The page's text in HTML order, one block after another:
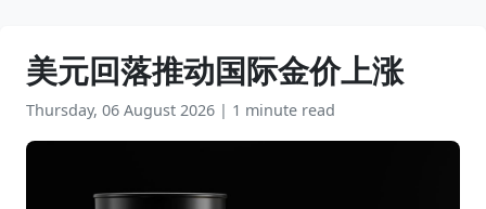
美元回落推动国际金价上涨
Thursday, 06 August 2026 | 1 minute read